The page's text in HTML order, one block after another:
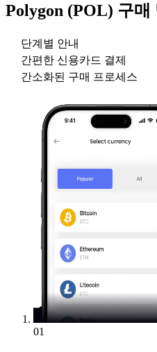
Polygon (POL) 구매
단계별 안내
간편한 신용카드 결제
간소화된 구매 프로세스
01